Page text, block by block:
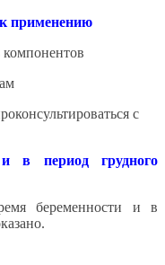
применению
с
в период грудного
беременности и в